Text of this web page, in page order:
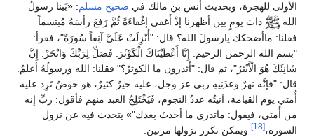
الأولى للهجرة، وبحديث أنس بن مالك في صحيح مسلم:
«بَينا رسولُ
الله
ذاتَ يومٍ بين أظهرنا إذْ أَغفى إغْفاءَةً ثُمَّ رَفعَ رأسَهُ مُبتسماً
فقلنا: ماأضحكك يارسولَ الله؟ قال: "أُنْزِلَتْ عَلَيَّ آنِفاً سُورَةٌ"، فقرأ:
"بسم الله الرحمٰن الرحيم. إِنَّا أَعْطَيْنَاكَ الْكَوْثَرَ. فَصَلِّ لِرَبِّكَ وَانْحَرْ. إِنَّ
شَانِئَكَ هُوَ الْأَبْتَرُ"، ثم قال: "أَتَدرون ما الكوثرُ؟" فقلنا: الله ورسولُهُ أعلمُ.
قال: "فإنَّه نهرٌ وعدَنِيهِ ربي عز وجل، عليه خيرٌ كثيرٌ، هو حوضٌ تَرِد عليه
أُمتي يوم القيامة، آنيتُه عددُ النجوم، فَيَخْتَلِجُ العبد منهم فأقول: ربِّ إنه
من أُمتي، فيقول: ماتدري ما أحدثَ بعدك"» يتحدث فيه عن نزول
السورة،[18] ويمكن تكرر نزولها مرتين.